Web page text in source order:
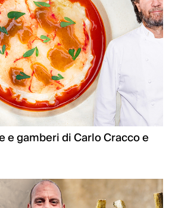
e gamberi di Carlo Cracco e